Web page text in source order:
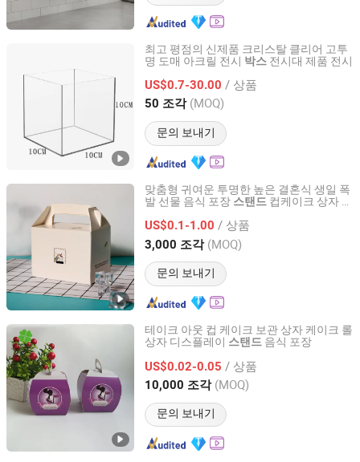
최고 평점의 신제품 크리스탈 클리어 고투
명 도매 아크릴 전시 박스 전시대 제품 전시
US$0.7-30.00 / 상품
50 조각 (MOQ)
문의 보내기
Yangzhou Meiyi Machinery Technology Co., Ltd.
Jiangsu, China 이후 2026
맞춤형 귀여운 투명한 높은 결혼식 생일 폭
발 선물 음식 포장 스탠드 컵케이크 상자 손
US$0.1-1.00 / 상품
3,000 조각 (MOQ)
문의 보내기
Dongguan Welm Eco Packaging Tech Co., Ltd.
Guangdong, China 이후 2022
테이크 아웃 컵 케이크 보관 상자 케이크 롤
상자 디스플레이 스탠드 음식 포장
US$0.02-0.05 / 상품
10,000 조각 (MOQ)
문의 보내기
Shenzhen Runxing Printing Limited
Guangdong, China 이후 2026